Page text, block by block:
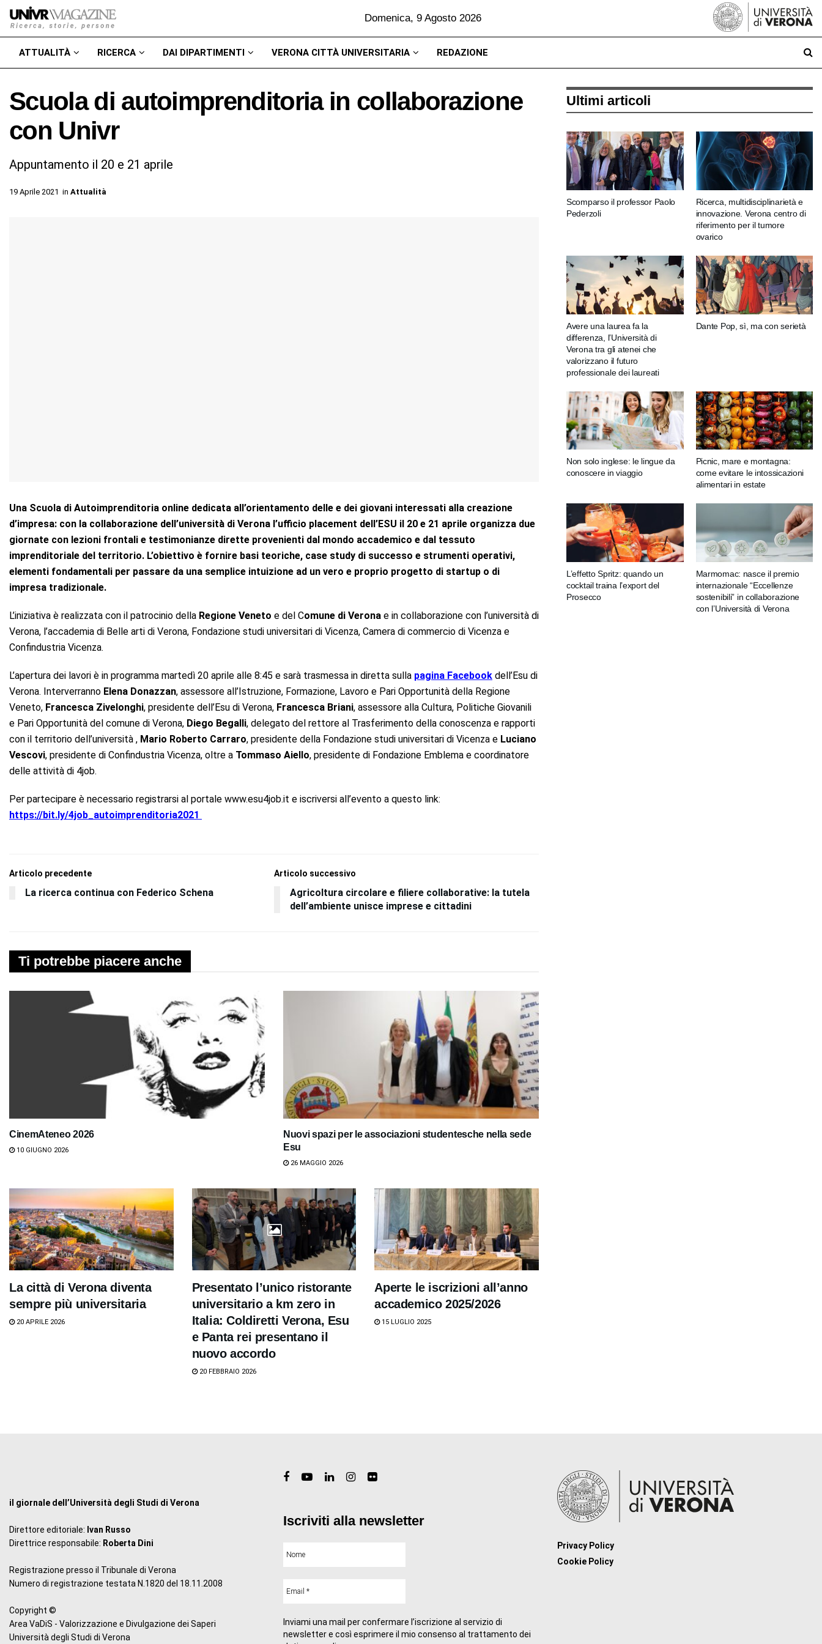
Domenica, 9 Agosto 2026
ATTUALITÀ RICERCA DAI DIPARTIMENTI VERONA CITTÀ UNIVERSITARIA REDAZIONE
Scuola di autoimprenditoria in collaborazione
con Univr
Appuntamento il 20 e 21 aprile
19 Aprile 2021 in Attualità
Una Scuola di Autoimprenditoria online dedicata all’orientamento delle e dei giovani interessati alla creazione
d’impresa: con la collaborazione dell’università di Verona l’ufficio placement dell’ESU il 20 e 21 aprile organizza due
giornate con lezioni frontali e testimonianze dirette provenienti dal mondo accademico e dal tessuto
imprenditoriale del territorio. L’obiettivo è fornire basi teoriche, case study di successo e strumenti operativi,
elementi fondamentali per passare da una semplice intuizione ad un vero e proprio progetto di startup o di
impresa tradizionale.
L’iniziativa è realizzata con il patrocinio della Regione Veneto e del Comune di Verona e in collaborazione con l’università di
Verona, l’accademia di Belle arti di Verona, Fondazione studi universitari di Vicenza, Camera di commercio di Vicenza e
Confindustria Vicenza.
L’apertura dei lavori è in programma martedì 20 aprile alle 8:45 e sarà trasmessa in diretta sulla pagina Facebook dell’Esu di
Verona. Interverranno Elena Donazzan, assessore all’Istruzione, Formazione, Lavoro e Pari Opportunità della Regione
Veneto, Francesca Zivelonghi, presidente dell’Esu di Verona, Francesca Briani, assessore alla Cultura, Politiche Giovanili
e Pari Opportunità del comune di Verona, Diego Begalli, delegato del rettore al Trasferimento della conoscenza e rapporti
con il territorio dell’università , Mario Roberto Carraro, presidente della Fondazione studi universitari di Vicenza e Luciano
Vescovi, presidente di Confindustria Vicenza, oltre a Tommaso Aiello, presidente di Fondazione Emblema e coordinatore
delle attività di 4job.
Per partecipare è necessario registrarsi al portale www.esu4job.it e iscriversi all’evento a questo link:
https://bit.ly/4job_autoimprenditoria2021
Articolo precedente
La ricerca continua con Federico Schena
Articolo successivo
Agricoltura circolare e filiere collaborative: la tutela
dell’ambiente unisce imprese e cittadini
Ti potrebbe piacere anche
CinemAteneo 2026
10 GIUGNO 2026
Nuovi spazi per le associazioni studentesche nella sede
Esu
26 MAGGIO 2026
La città di Verona diventa
sempre più universitaria
20 APRILE 2026
Presentato l’unico ristorante
universitario a km zero in
Italia: Coldiretti Verona, Esu
e Panta rei presentano il
nuovo accordo
20 FEBBRAIO 2026
Aperte le iscrizioni all’anno
accademico 2025/2026
15 LUGLIO 2025
Ultimi articoli
Scomparso il professor Paolo
Pederzoli
Ricerca, multidisciplinarietà e
innovazione. Verona centro di
riferimento per il tumore
ovarico
Avere una laurea fa la
differenza, l’Università di
Verona tra gli atenei che
valorizzano il futuro
professionale dei laureati
Dante Pop, sì, ma con serietà
Non solo inglese: le lingue da
conoscere in viaggio
Picnic, mare e montagna:
come evitare le intossicazioni
alimentari in estate
L’effetto Spritz: quando un
cocktail traina l’export del
Prosecco
Marmomac: nasce il premio
internazionale “Eccellenze
sostenibili” in collaborazione
con l’Università di Verona
il giornale dell’Università degli Studi di Verona
Direttore editoriale: Ivan Russo
Direttrice responsabile: Roberta Dini
Registrazione presso il Tribunale di Verona
Numero di registrazione testata N.1820 del 18.11.2008
Copyright ©
Area VaDiS - Valorizzazione e Divulgazione dei Saperi
Università degli Studi di Verona
Iscriviti alla newsletter
Inviami una mail per confermare l’iscrizione al servizio di
newsletter e così esprimere il mio consenso al trattamento dei
Privacy Policy
Cookie Policy